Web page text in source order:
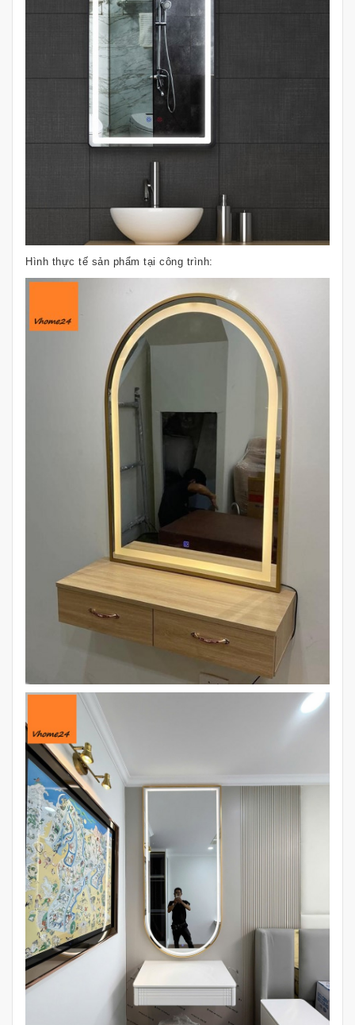
Hình thực tế sản phẩm tại công trình: